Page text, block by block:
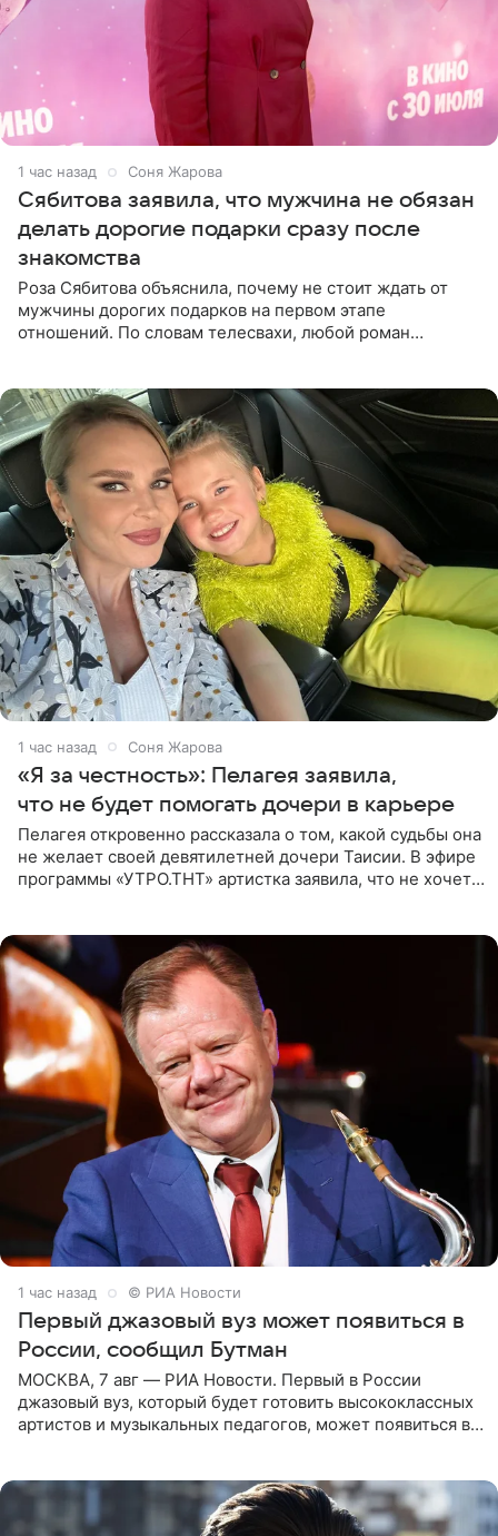
1 час назад Соня Жарова
Сябитова заявила, что мужчина не обязан
делать дорогие подарки сразу после
знакомства
Роза Сябитова объяснила, почему не стоит ждать от
мужчины дорогих подарков на первом этапе
отношений. По словам телесвахи, любой роман
1 час назад Соня Жарова
«Я за честность»: Пелагея заявила,
что не будет помогать дочери в карьере
Пелагея откровенно рассказала о том, какой судьбы она
не желает своей девятилетней дочери Таисии. В эфире
программы «УТРО.ТНТ» артистка заявила, что не хочет
1 час назад © РИА Новости
Первый джазовый вуз может появиться в
России, сообщил Бутман
МОСКВА, 7 авг — РИА Новости. Первый в России
джазовый вуз, который будет готовить высококлассных
артистов и музыкальных педагогов, может появиться в